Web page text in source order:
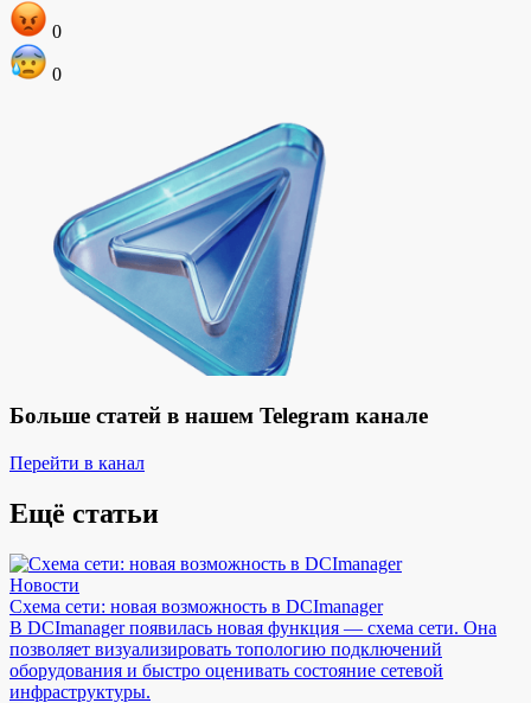
0
0
Больше статей в нашем Telegram канале
Перейти в канал
Ещё статьи
Новости
Схема сети: новая возможность в DCImanager
В DCImanager появилась новая функция — схема сети. Она
позволяет визуализировать топологию подключений
оборудования и быстро оценивать состояние сетевой
инфраструктуры.